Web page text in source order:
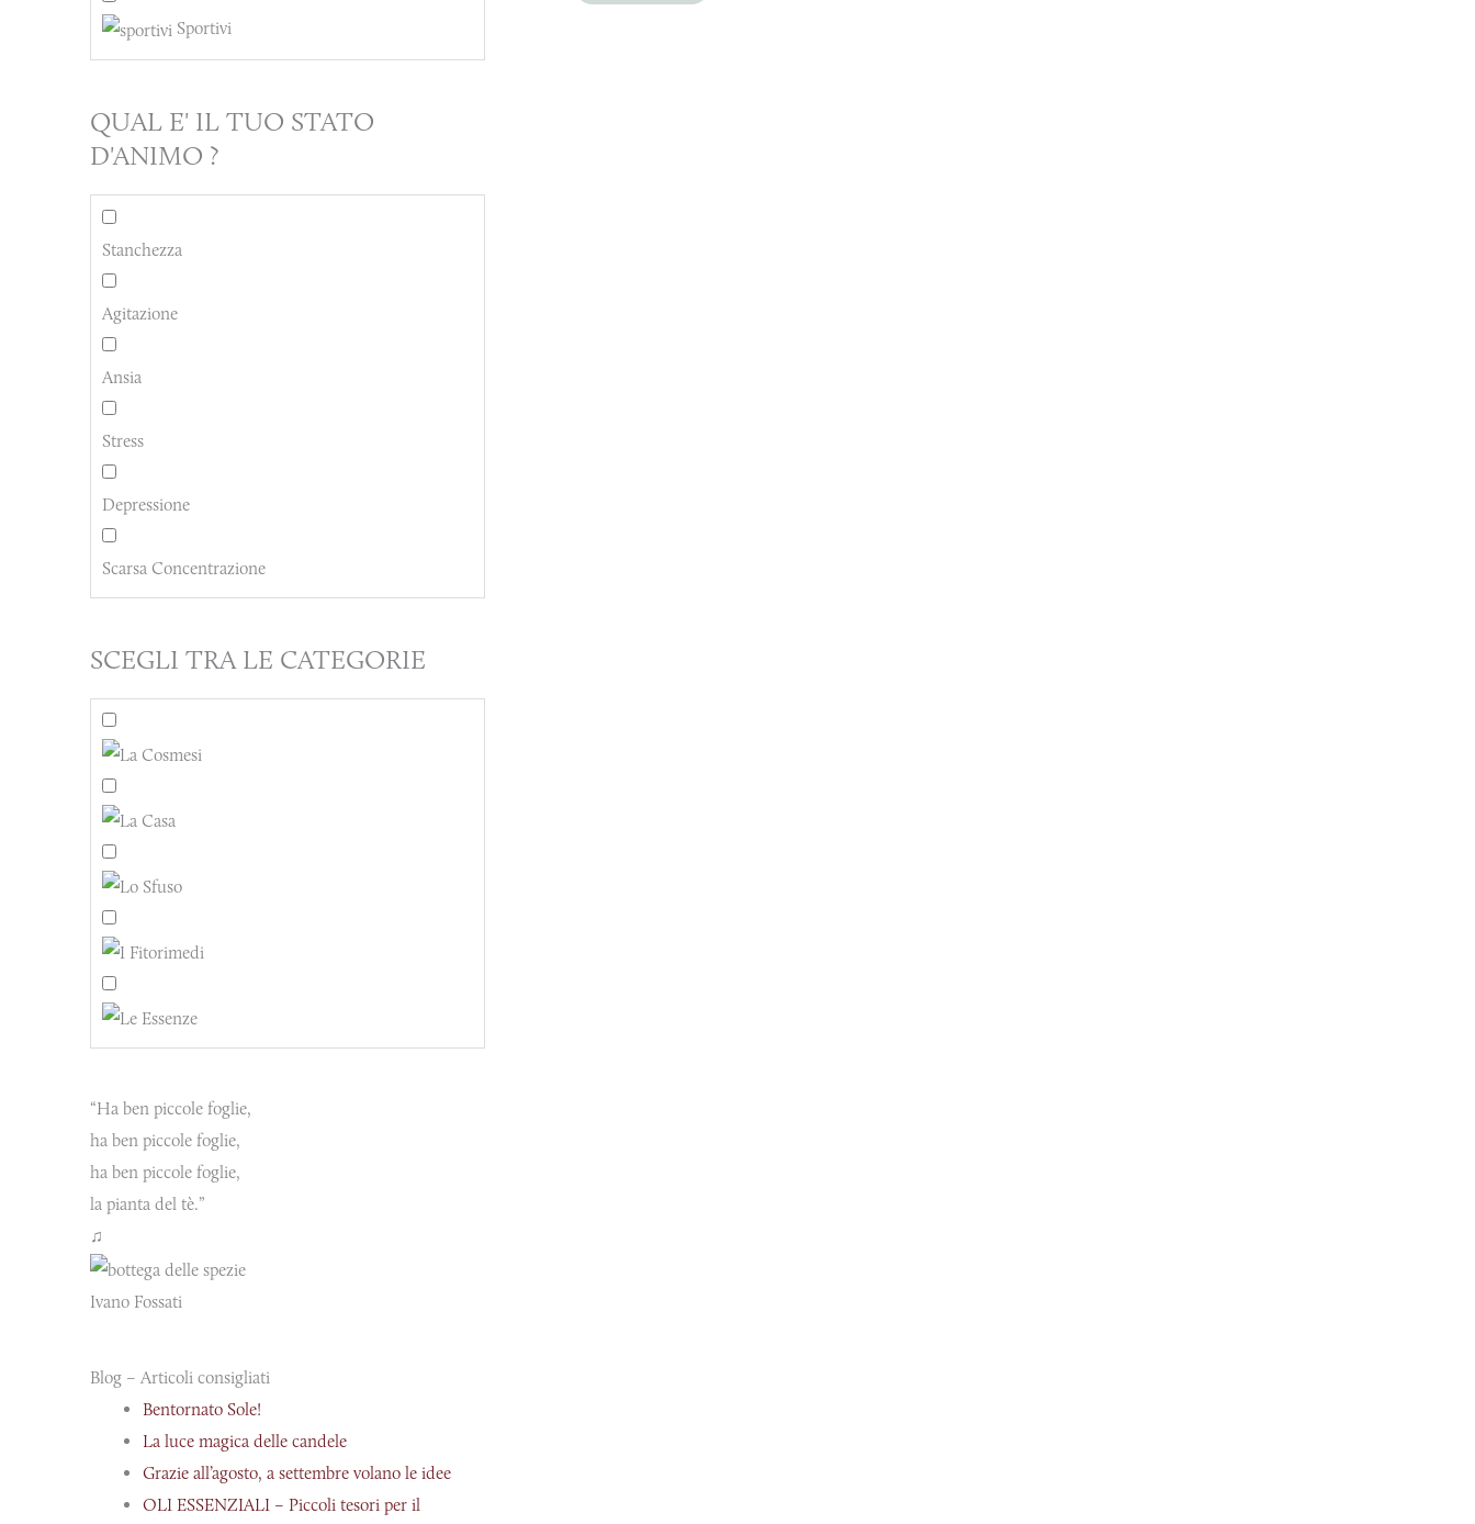
Sportivi
QUAL E' IL TUO STATO
D'ANIMO ?
Stanchezza
Agitazione
Ansia
Stress
Depressione
Scarsa Concentrazione
SCEGLI TRA LE CATEGORIE
“Ha ben piccole foglie,
ha ben piccole foglie,
ha ben piccole foglie,
la pianta del tè.”
♫
Ivano Fossati
Blog – Articoli consigliati
Bentornato Sole!
La luce magica delle candele
Grazie all’agosto, a settembre volano le idee
OLI ESSENZIALI – Piccoli tesori per il